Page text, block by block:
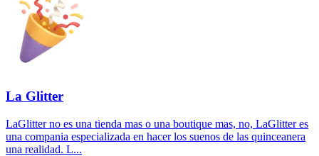
La Glitter
LaGlitter no es una tienda mas o una boutique mas, no, LaGlitter es
una compania especializada en hacer los suenos de las quinceanera
una realidad. L...